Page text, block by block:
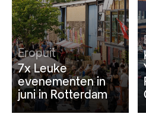
Eropuit
7x Leuke
evenementen in
juni in Rotterdam